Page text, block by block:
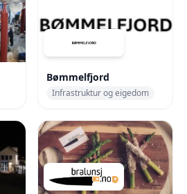
Bømmelfjord
Infrastruktur og eigedom